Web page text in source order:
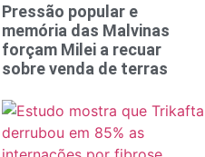
Pressão popular e
memória das Malvinas
forçam Milei a recuar
sobre venda de terras